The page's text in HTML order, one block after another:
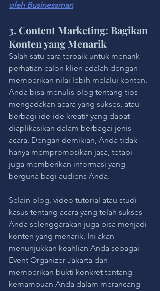
oleh Businessman
3. Content Marketing: Bagikan
Konten yang Menarik
Salah satu cara terbaik untuk menarik
perhatian calon klien adalah dengan
memberikan nilai lebih melalui konten.
Anda bisa menulis blog tentang tips
mengadakan acara yang sukses, atau
berbagi ide-ide kreatif yang dapat
diaplikasikan dalam berbagai jenis
acara. Dengan demikian, Anda tidak
hanya mempromosikan jasa, tetapi
juga memberikan informasi yang
berguna bagi audiens Anda.
Selain blog, video tutorial atau studi
kasus tentang acara yang telah sukses
Anda selenggarakan juga bisa menjadi
konten yang menarik. Ini akan
menunjukkan keahlian Anda sebagai
Event Organizer Jakarta dan
memberikan bukti konkret tentang
kemampuan Anda dalam merancang